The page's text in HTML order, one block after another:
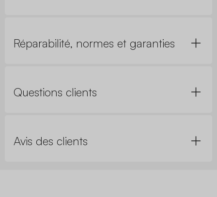
Réparabilité, normes et garanties
Questions clients
Avis des clients